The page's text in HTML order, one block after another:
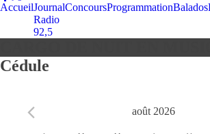
AccueilJournal
Radio
92,5
ConcoursProgrammationBalados
Cédule
août 2026